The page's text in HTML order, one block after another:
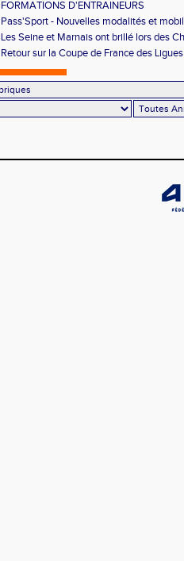
FORMATIONS D'ENTRAINEURS
Pass'Sport - Nouvelles modalités et
Les Seine et Marnais ont brillé lors des
Avenir
Retour sur la Coupe de France des